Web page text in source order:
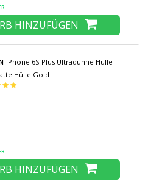
HINZUFÜGEN
iPhone 6S Plus Ultradünne Hülle -
Hülle Gold
HINZUFÜGEN